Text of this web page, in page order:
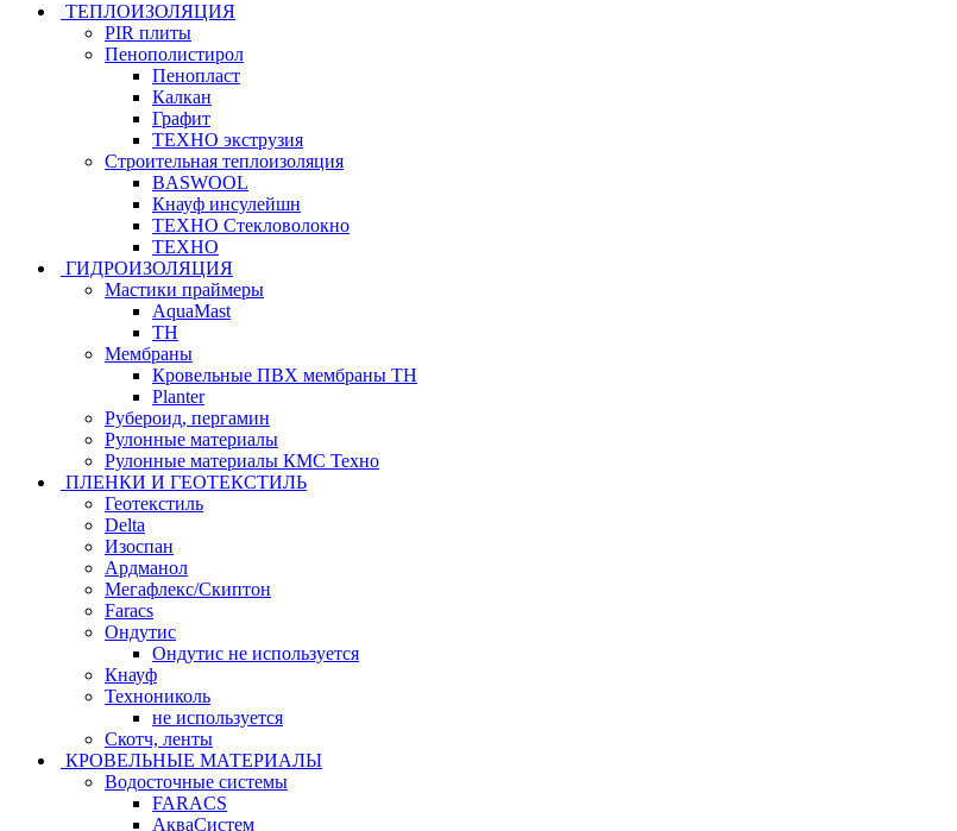
ТЕПЛОИЗОЛЯЦИЯ
PIR плиты
Пенополистирол
Пенопласт
Калкан
Графит
ТЕХНО экструзия
Строительная теплоизоляция
BASWOOL
Кнауф инсулейшн
ТЕХНО Стекловолокно
ТЕХНО
ГИДРОИЗОЛЯЦИЯ
Мастики праймеры
AquaMast
ТН
Мембраны
Кровельные ПВХ мембраны ТН
Planter
Рубероид, пергамин
Рулонные материалы
Рулонные материалы КМС Техно
ПЛЕНКИ И ГЕОТЕКСТИЛЬ
Геотекстиль
Delta
Изоспан
Ардманол
Мегафлекс/Скиптон
Faracs
Ондутис
Ондутис не используется
Кнауф
Технониколь
не используется
Скотч, ленты
КРОВЕЛЬНЫЕ МАТЕРИАЛЫ
Водосточные системы
FARACS
АкваСистем